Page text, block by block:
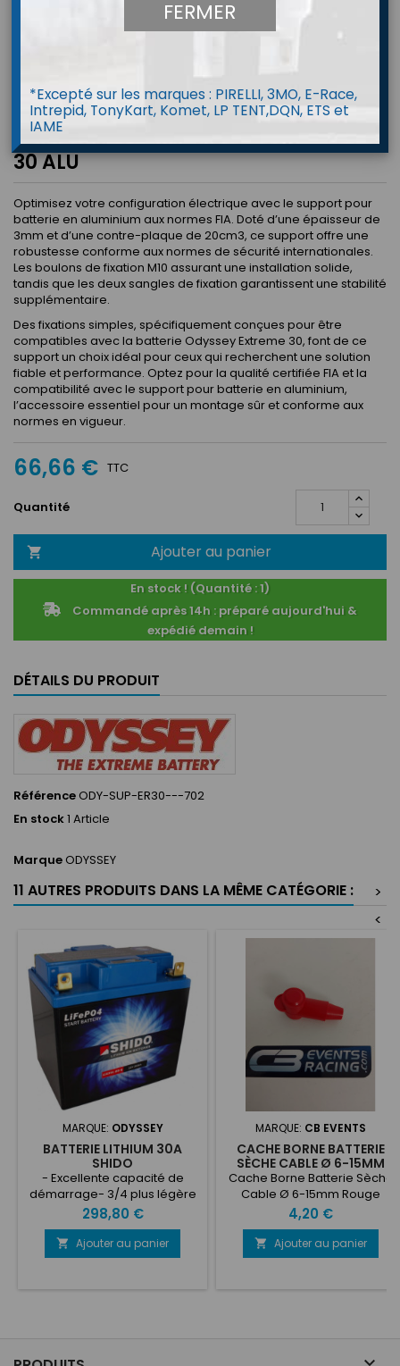
Support batterie Odyssey Extreme
30 ALU
Optimisez votre configuration électrique avec le support pour
batterie en aluminium aux normes FIA. Doté d’une épaisseur de
3mm et d’une contre-plaque de 20cm3, ce support offre une
robustesse conforme aux normes de sécurité internationales.
Les boulons de fixation M10 assurant une installation solide,
tandis que les deux sangles de fixation garantissent une stabilité
supplémentaire.
Des fixations simples, spécifiquement conçues pour être
compatibles avec la batterie Odyssey Extreme 30, font de ce
support un choix idéal pour ceux qui recherchent une solution
fiable et performance. Optez pour la qualité certifiée FIA et la
compatibilité avec le support pour batterie en aluminium,
l’accessoire essentiel pour un montage sûr et conforme aux
normes en vigueur.
66,66 € TTC
Quantité
 Ajouter au panier
En stock ! (Quantité : 1)
Commandé après 14h : préparé aujourd'hui &
expédié demain !
DÉTAILS DU PRODUIT
RéférenceODY-SUP-ER30---702
En stock1 Article
MarqueODYSSEY
11 AUTRES PRODUITS DANS LA MÊME CATÉGORIE :
>
<
MARQUE: ODYSSEY
BATTERIE LITHIUM 30A
SHIDO
- Excellente capacité de
démarrage- 3/4 plus légère
qu'une batterie au plomb-
acide- Longue durée de vie
(pas de sulfatation)- Faible
taux de décharge (meilleure
Prix
298,80 €
 Ajouter au panier
MARQUE: CB EVENTS
CACHE BORNE BATTERIE
SÈCHE CABLE Ø 6-15MM
ROUGE
Cache Borne Batterie Sèche
Cable Ø 6-15mm Rouge
Prix
4,20 €
 Ajouter au panier
FERMER
*Excepté sur les marques : PIRELLI, 3MO, E-Race,
Intrepid, TonyKart, Komet, LP TENT,DQN, ETS et
IAME